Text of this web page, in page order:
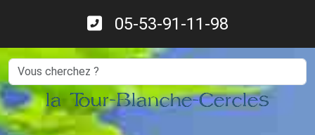
05-53-91-11-98
Search
la Tour-Blanche-Cercles